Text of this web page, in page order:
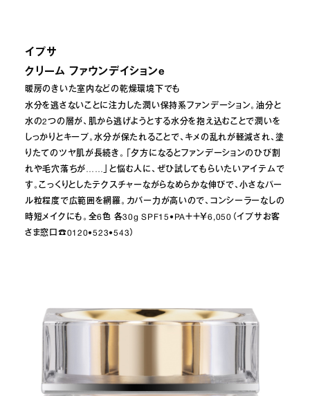
イプサ
クリーム ファウンデイションe
暖房のきいた室内などの乾燥環境下でも
水分を逃さないことに注力した潤い保持系ファンデーション。油分と
水の2つの層が、肌から逃げようとする水分を抱え込むことで潤いを
しっかりとキープ。水分が保たれることで、キメの乱れが軽減され、塗
りたてのツヤ肌が長続き。「夕方になるとファンデーションのひび割
れや毛穴落ちが……」と悩む人に、ぜひ試してもらいたいアイテムで
す。こっくりとしたテクスチャーながらなめらかな伸びで、小さなパー
ル粒程度で広範囲を網羅。カバー力が高いので、コンシーラーなしの
時短メイクにも。全6色 各30g SPF15•PA＋＋￥6,050（イプサお客
さま窓口☎︎0120•523•543）